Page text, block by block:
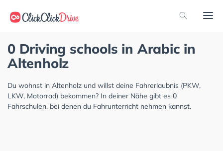
0 Driving schools in Arabic in
Altenholz
Du wohnst in Altenholz und willst deine Fahrerlaubnis (PKW,
LKW, Motorrad) bekommen? In deiner Nähe gibt es 0
Fahrschulen, bei denen du Fahrunterricht nehmen kannst.